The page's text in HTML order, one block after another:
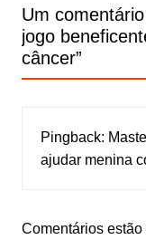
Um comentário
jogo
câncer”
Pingback:
ajudar menina
Comentários estão